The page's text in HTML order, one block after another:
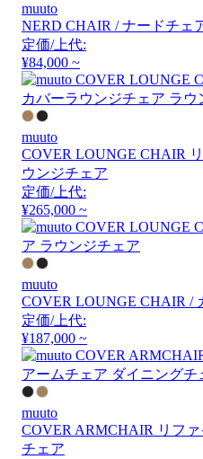
muuto
NERD CHAIR / ナードチェ
定価/上代:
¥84,000 ~
muuto
COVER LOUNGE CHAIR
ウンジチェア
定価/上代:
¥265,000 ~
muuto
COVER LOUNGE CHAIR /
定価/上代:
¥187,000 ~
muuto
COVER ARMCHAIR リフ
チェア